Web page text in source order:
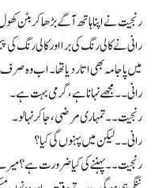
رنجیت نے اپنا ہاتھ آگے بڑھا کر
رانی نے کالی رنگ کی برا اور کالی رنگ
میں پاجامہ بھی اتار دیا تھا۔ اب وہ صرف
رانی۔۔ مجھے نہانا ہے، گرمی بہت ہے۔
رنجیت۔۔ تمہاری مرضی، جا کر نہا لو۔
رانی۔۔ لیکن میں پہنوں گی کیا؟
رنجیت۔۔ پہننے کی کیا ضرورت ہے؟